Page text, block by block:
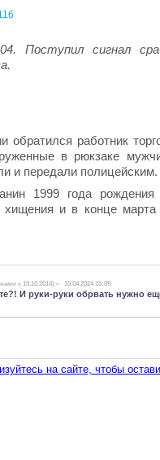
Поступил сигнал
работник
в рюкзаке
и передали полицейским.
1999 года
хищения и в конце
с 15.10.2014) 10.04.2024 15:09
И руки-руки обрвать нужно
на сайте, чтобы